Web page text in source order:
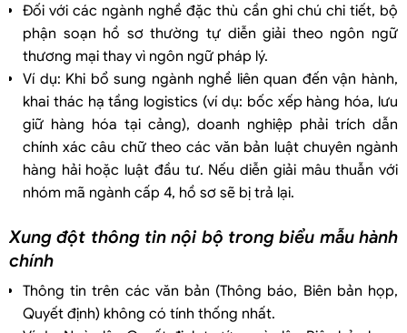
Đối với các ngành nghề đặc thù cần ghi chú chi tiết, bộ
phận soạn hồ sơ thường tự diễn giải theo ngôn ngữ
thương mại thay vì ngôn ngữ pháp lý.
Ví dụ: Khi bổ sung ngành nghề liên quan đến vận hành,
khai thác hạ tầng logistics (ví dụ: bốc xếp hàng hóa, lưu
giữ hàng hóa tại cảng), doanh nghiệp phải trích dẫn
chính xác câu chữ theo các văn bản luật chuyên ngành
hàng hải hoặc luật đầu tư. Nếu diễn giải mâu thuẫn với
nhóm mã ngành cấp 4, hồ sơ sẽ bị trả lại.
Xung đột thông tin nội bộ trong biểu mẫu hành
chính
Thông tin trên các văn bản (Thông báo, Biên bản họp,
Quyết định) không có tính thống nhất.